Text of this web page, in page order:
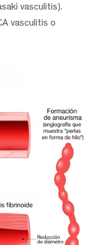
vasculitis).
vasculitis o